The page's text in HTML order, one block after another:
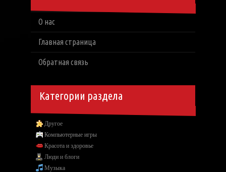
О нас
Главная страница
Обратная связь
Категории раздела
Другое
Компьютерные игры
Красота и здоровье
Люди и блоги
Музыка